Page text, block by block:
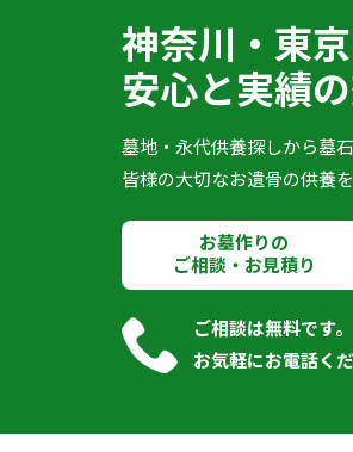
神奈川・東
安心と実績
墓地・永代供養探しから墓
皆様の大切なお遺骨の供養
お墓作りの
ご相談・お見積り
ご相談は無料です。
お気軽にお電話く